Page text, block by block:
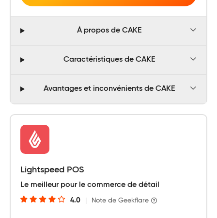
À propos de CAKE
Caractéristiques de CAKE
Avantages et inconvénients de CAKE
Lightspeed POS
Le meilleur pour le commerce de détail
4.0 Note de Geekflare